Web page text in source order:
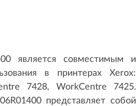
является совместимым и
в принтерах Xerox:
7428, WorkCentre 7425.
представляет собой